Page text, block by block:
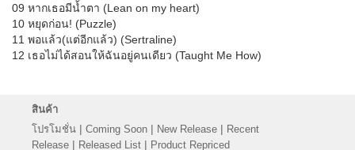
09 หากเธอมีน้ำตา (Lean on my heart)
10 หยุดก่อน! (Puzzle)
11 พอแล้ว(แต่อีกแล้ว) (Sertraline)
12 เธอไม่ได้สอนให้ฉันอยู่คนเดียว (Taught Me How)
สินค้า
โปรโมชั่น | Coming Soon | New Release | Recent
Release | Released List | Product Repriced